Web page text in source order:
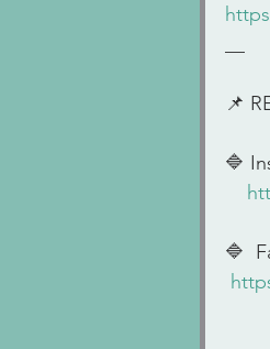
📌
🔷
🔷